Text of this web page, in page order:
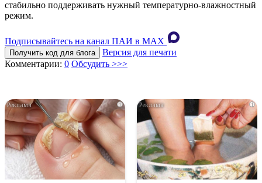
стабильно поддерживать нужный температурно‑влажностный
режим.
Подписывайтесь на канал ПАИ в MAХ
Получить код для блога
Версия для печати
Комментарии: 0 Обсудить >>>
i i